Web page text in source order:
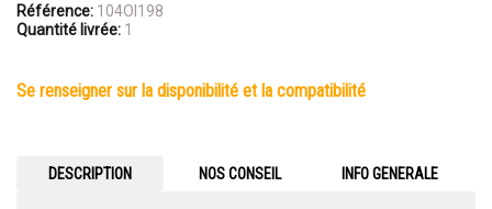
Référence: 104OI198
Quantité livrée: 1
se renseigner sur la disponibilité et la compatibilité
DESCRIPTION NOS CONSEIL INFO GENERALE